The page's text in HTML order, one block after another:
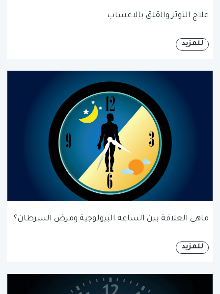
علاج التوتر والقلق بالاعشاب
للمزيد
ماهي العلاقة بين الساعة البيولوجية ومرض السرطان؟
للمزيد